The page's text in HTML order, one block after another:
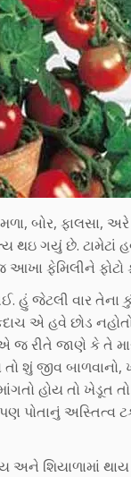
બોર, ફાલસા,
ગયું છે. ટામેટાં
ફેમિલીને ફોટો
હું જેટલી વાર
એ હવે છોડ
જ રીતે જાણે કે તે
શું જીવ
હોય તો ખેડૂત
અસ્તિત્વ
શિયાળામાં થાય તે